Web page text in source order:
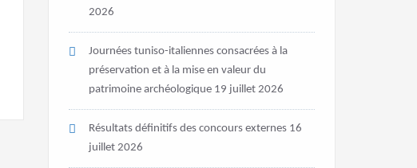
2026
Journées tuniso-italiennes consacrées à la
préservation et à la mise en valeur du
patrimoine archéologique 19 juillet 2026
Résultats définitifs des concours externes 16
juillet 2026